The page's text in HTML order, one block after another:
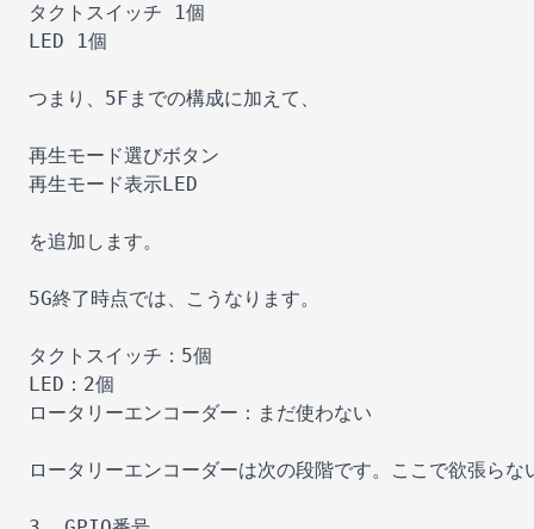
タクトスイッチ 1個
LED 1個
つまり、5Fまでの構成に加えて、
再生モード選びボタン
再生モード表示LED
を追加します。
5G終了時点では、こうなります。
タクトスイッチ：5個
LED：2個
ロータリーエンコーダー：まだ使わない
ロータリーエンコーダーは次の段階です。ここで欲張ら